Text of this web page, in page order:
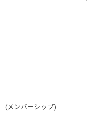
ンバーシップ)